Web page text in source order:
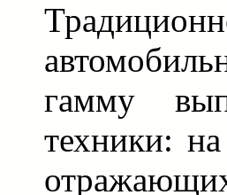
гамму
техники: